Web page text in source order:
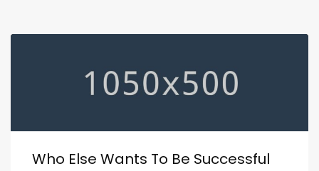
Who Else Wants To Be Successful